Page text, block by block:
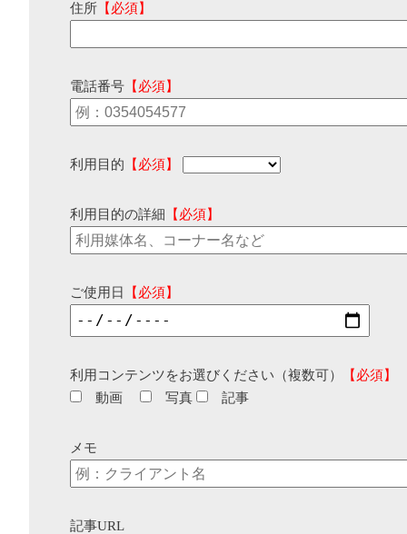
住所 【必須】
電話番号 【必須】
利用目的 【必須】
利用目的の詳細 【必須】
ご使用日 【必須】
利用コンテンツをお選びください（複数可）
【必須】
動画
写真 記事
メモ
記事URL